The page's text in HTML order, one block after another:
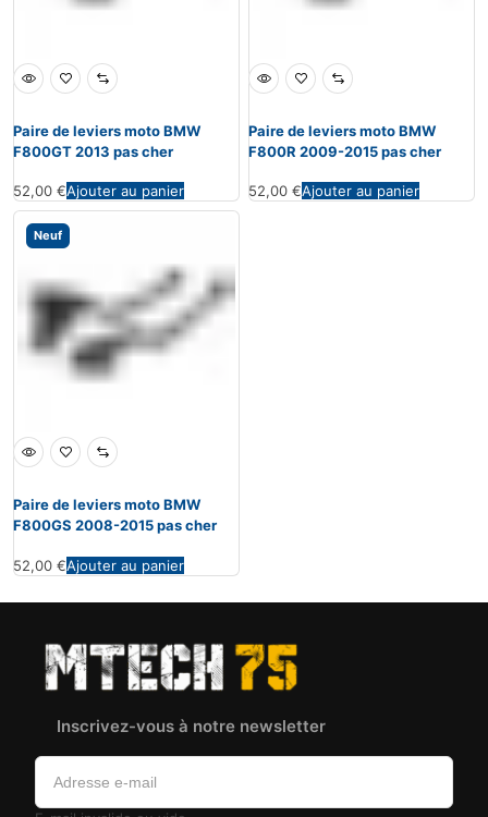
Paire de leviers moto BMW
F800GT 2013 pas cher
52,00 €Ajouter au panier
Paire de leviers moto BMW
F800R 2009-2015 pas cher
52,00 €Ajouter au panier
Neuf
Paire de leviers moto BMW
F800GS 2008-2015 pas cher
52,00 €Ajouter au panier
Inscrivez-vous à notre newsletter